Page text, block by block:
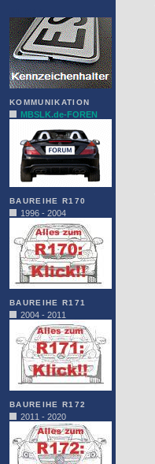
KOMMUNIKATION
MBSLK.de-FOREN
BAUREIHE R170
1996 - 2004
BAUREIHE R171
2004 - 2011
BAUREIHE R172
2011 - 2020